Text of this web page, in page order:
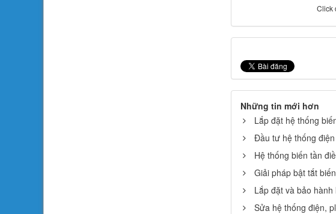
Click
Những tin mới hơn
Lắp đặt hệ thống
Đầu tư hệ thống
Hệ thống biến tần
Giải pháp bật tắt
Lắp đặt và bảo
Sửa hệ thống điện,